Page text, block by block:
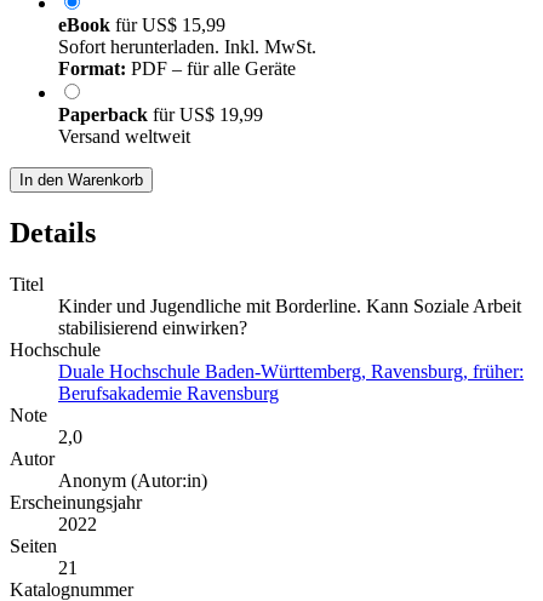
eBook fürUS$ 15,99
Sofort herunterladen. Inkl. MwSt.
Format: PDF – für alle Geräte
Paperback fürUS$ 19,99
Versand weltweit
In den Warenkorb
Details
Titel
Kinder und Jugendliche mit Borderline. Kann Soziale Arbeit
stabilisierend einwirken?
Hochschule
Duale Hochschule Baden-Württemberg, Ravensburg, früher:
Berufsakademie Ravensburg
Note
2,0
Autor
Anonym (Autor:in)
Erscheinungsjahr
2022
Seiten
21
Katalognummer